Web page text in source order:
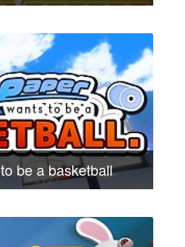
be a basketball